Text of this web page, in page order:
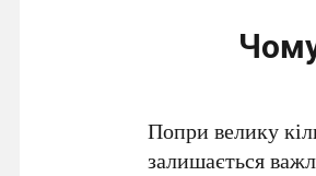
Попри велику
залишається